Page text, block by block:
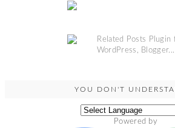
YOU DON'T
Powered by